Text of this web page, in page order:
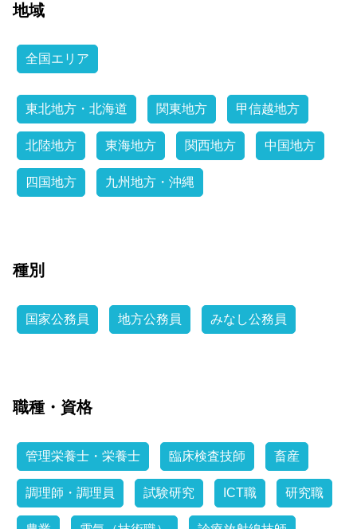
地域
全国エリア
東北地方・北海道 関東地方 甲信越地方
北陸地方 東海地方 関西地方 中国地方
四国地方 九州地方・沖縄
種別
国家公務員 地方公務員 みなし公務員
職種・資格
管理栄養士・栄養士 臨床検査技師 畜産
調理師・調理員 試験研究 ICT職 研究職